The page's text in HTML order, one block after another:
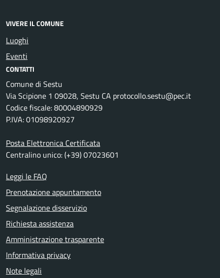
VIVERE IL COMUNE
Luoghi
Eventi
CONTATTI
Comune di Sestu
Via Scipione 1 09028, Sestu CA protocollo.sestu@pec.it
Codice fiscale: 80004890929
P.IVA: 01098920927
Posta Elettronica Certificata
Centralino unico: (+39) 07023601
Leggi le FAQ
Prenotazione appuntamento
Segnalazione disservizio
Richiesta assistenza
Amministrazione trasparente
Informativa privacy
Note legali